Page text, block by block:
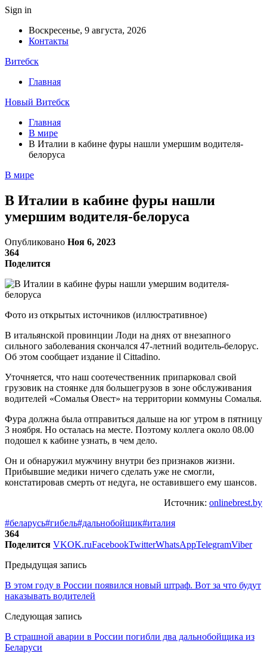
Sign in
Воскресенье, 9 августа, 2026
Контакты
Витебск
Главная
Новый Витебск
Главная
В мире
В Италии в кабине фуры нашли умершим водителя-
белоруса
В мире
В Италии в кабине фуры нашли
умершим водителя-белоруса
Опубликовано Ноя 6, 2023
364
Поделится
Фото из открытых источников (иллюстративное)
В итальянской провинции Лоди на днях от внезапного
сильного заболевания скончался 47-летний водитель-белорус.
Об этом сообщает издание il Cittadino.
Уточняется, что наш соотечественник припарковал свой
грузовик на стоянке для большегрузов в зоне обслуживания
водителей «Сомалья Овест» на территории коммуны Сомалья.
Фура должна была отправиться дальше на юг утром в пятницу
3 ноября. Но осталась на месте. Поэтому коллега около 08.00
подошел к кабине узнать, в чем дело.
Он и обнаружил мужчину внутри без признаков жизни.
Прибывшие медики ничего сделать уже не смогли,
констатировав смерть от недуга, не оставившего ему шансов.
Источник: onlinebrest.by
#беларусь#гибель#дальнобойщик#италия
364
Поделится VKOK.ruFacebookTwitterWhatsAppTelegramViber
Предыдущая запись
В этом году в России появился новый штраф. Вот за что будут
наказывать водителей
Следующая запись
В страшной аварии в России погибли два дальнобойщика из
Беларуси